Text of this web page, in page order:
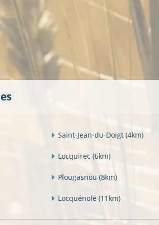
Saint-Jean-du-Doigt (4km)
Locquirec (6km)
Plougasnou (8km)
Locquénolé (11km)